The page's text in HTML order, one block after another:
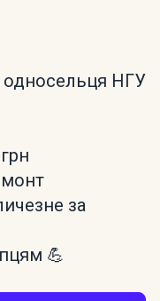
односельця НГУ
за
💪